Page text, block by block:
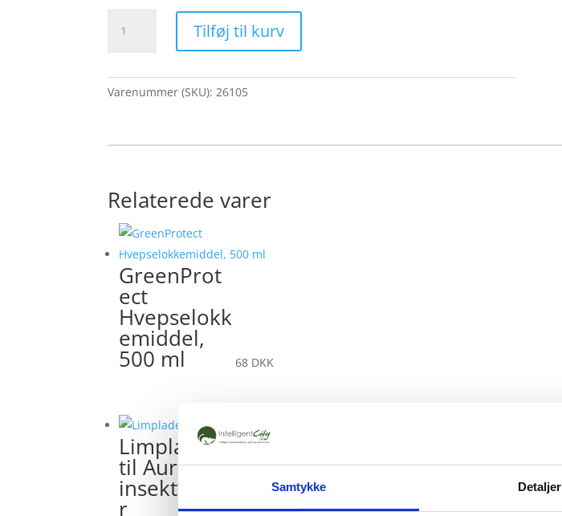
Samtykke Detaljer
strimler
antal
Tilføj til kurv
Varenummer (SKU):26105
Relaterede varer
GreenProt
ect
Hvepselokk
emiddel,
500 ml 68 DKK
Limplade
til Aura
insektfange
r 227DKK